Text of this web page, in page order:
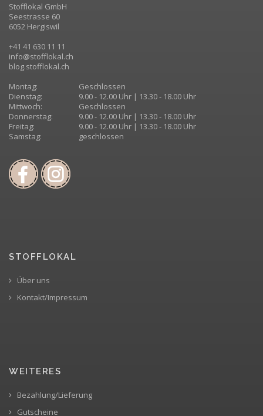
Stofflokal GmbH
Seestrasse 60
6052 Hergiswil
+41 41 630 11 11
info@stofflokal.ch
blog.stofflokal.ch
Montag:
Geschlossen
Dienstag:
9.00 - 12.00 Uhr | 13.30 - 18.00 Uhr
Mittwoch:
Geschlossen
Donnerstag:
9.00 - 12.00 Uhr | 13.30 - 18.00 Uhr
Freitag:
9.00 - 12.00 Uhr | 13.30 - 18.00 Uhr
Samstag:
geschlossen
STOFFLOKAL
Über uns
Kontakt/Impressum
WEITERES
Bezahlung/Lieferung
Gutscheine